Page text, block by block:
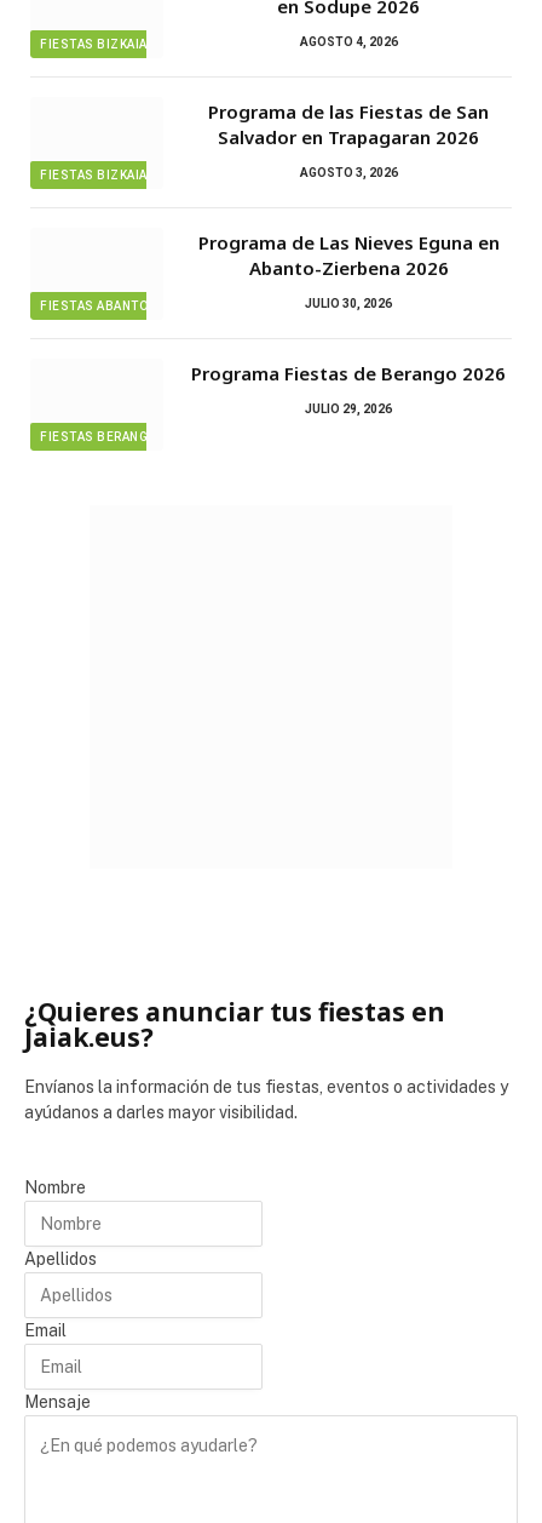
FIESTAS BIZKAIA
en Sodupe 2026
AGOSTO 4, 2026
FIESTAS BIZKAIA
Programa de las Fiestas de San
Salvador en Trapagaran 2026
AGOSTO 3, 2026
FIESTAS ABANTO ZIERBENA
Programa de Las Nieves Eguna en
Abanto-Zierbena 2026
JULIO 30, 2026
FIESTAS BERANGO
Programa Fiestas de Berango 2026
JULIO 29, 2026
¿Quieres anunciar tus fiestas en
Jaiak.eus?
Envíanos la información de tus fiestas, eventos o actividades y
ayúdanos a darles mayor visibilidad.
Nombre
Apellidos
Email
Mensaje